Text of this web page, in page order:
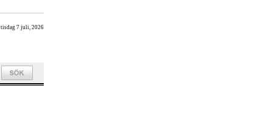
tisdag 7 juli, 2026